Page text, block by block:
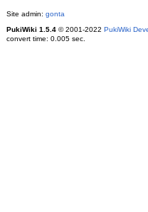
Site admin: gonta
PukiWiki 1.5.4© 2001-2022 PukiWiki
convert time: 0.005 sec.